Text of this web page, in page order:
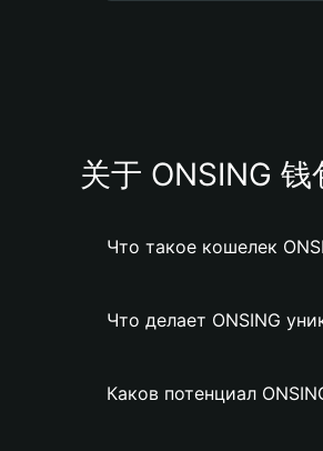
关于 ONSING 钱
Что такое кошелек
Что делает ONSING
Каков потенциал